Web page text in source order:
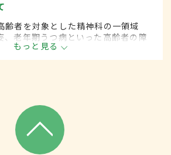
齢者を対象とした精神科の一領域
、老年期うつ病といった高齢者の障
います。
もっと見る